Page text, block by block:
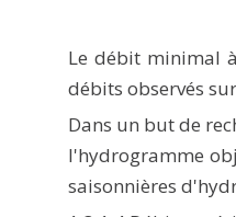
Le débit minimal
débits observés
Dans un but de
l'hydrogramme
saisonnières